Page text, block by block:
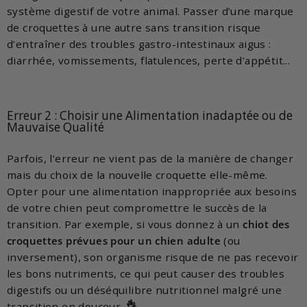
système digestif de votre animal. Passer d’une marque
de croquettes à une autre sans transition risque
d’entraîner des troubles gastro-intestinaux aigus :
diarrhée, vomissements, flatulences, perte d’appétit...
Erreur 2 : Choisir une Alimentation inadaptée ou de
Mauvaise Qualité
Parfois, l’erreur ne vient pas de la manière de changer
mais du choix de la nouvelle croquette elle-même.
Opter pour une alimentation inappropriée aux besoins
de votre chien peut compromettre le succès de la
transition. Par exemple, si vous donnez à un chiot des
croquettes prévues pour un chien adulte (ou
inversement), son organisme risque de ne pas recevoir
les bons nutriments, ce qui peut causer des troubles
digestifs ou un déséquilibre nutritionnel malgré une